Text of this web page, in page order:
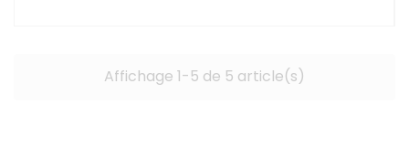
Affichage 1-5 de 5 article(s)